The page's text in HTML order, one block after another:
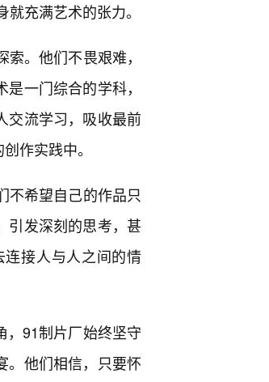
充满艺术的张力。
。他们不畏艰难，
一门综合的学科，
交流学习，吸收最前
作实践中。
不希望自己的作品只
引发深刻的思考，甚
接人与人之间的情
，91制片厂始终坚守
。他们相信，只要怀